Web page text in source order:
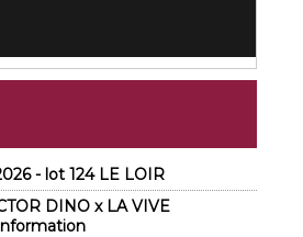
- lot 124 LE LOIR
DINO x LA VIVE